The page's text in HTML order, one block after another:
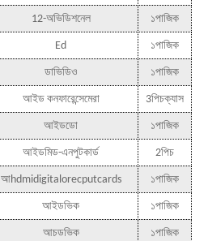
12-অভিডিশনেল ১পাজিক
Ed ১পাজিক
ডাভিডিও ১পাজিক
আইড কনফারেন্সেমেরা 3পিচক্যাস
আইডডো ১পাজিক
আইডমিড-এনপুটকার্ড 2পিচ
আhdmidigitalorecputcards ১পাজিক
আইডভিক ১পাজিক
আচডভিক ১পাজিক